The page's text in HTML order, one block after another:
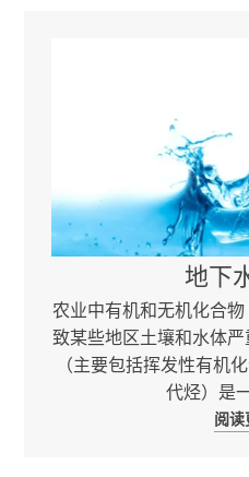
地下
农业中有机和无机化合
致某些地区土壤和水体
（主要包括挥发性有机
代烃）是
阅